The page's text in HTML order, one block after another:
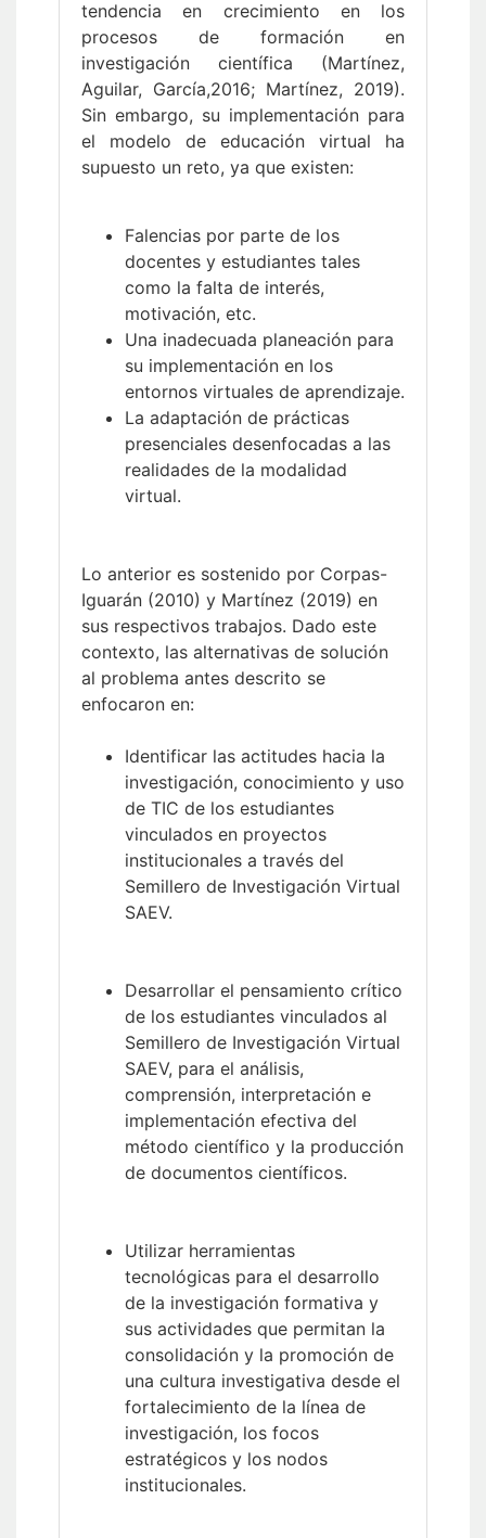
tendencia en crecimiento en los
procesos de formación en
investigación científica (Martínez,
Aguilar, García,2016; Martínez, 2019).
Sin embargo, su implementación para
el modelo de educación virtual ha
supuesto un reto, ya que existen:
Falencias por parte de los
docentes y estudiantes tales
como la falta de interés,
motivación, etc.
Una inadecuada planeación para
su implementación en los
entornos virtuales de aprendizaje.
La adaptación de prácticas
presenciales desenfocadas a las
realidades de la modalidad
virtual.
Lo anterior es sostenido por Corpas-
Iguarán (2010) y Martínez (2019) en
sus respectivos trabajos. Dado este
contexto, las alternativas de solución
al problema antes descrito se
enfocaron en:
Identificar las actitudes hacia la
investigación, conocimiento y uso
de TIC de los estudiantes
vinculados en proyectos
institucionales a través del
Semillero de Investigación Virtual
SAEV.
Desarrollar el pensamiento crítico
de los estudiantes vinculados al
Semillero de Investigación Virtual
SAEV, para el análisis,
comprensión, interpretación e
implementación efectiva del
método científico y la producción
de documentos científicos.
Utilizar herramientas
tecnológicas para el desarrollo
de la investigación formativa y
sus actividades que permitan la
consolidación y la promoción de
una cultura investigativa desde el
fortalecimiento de la línea de
investigación, los focos
estratégicos y los nodos
institucionales.